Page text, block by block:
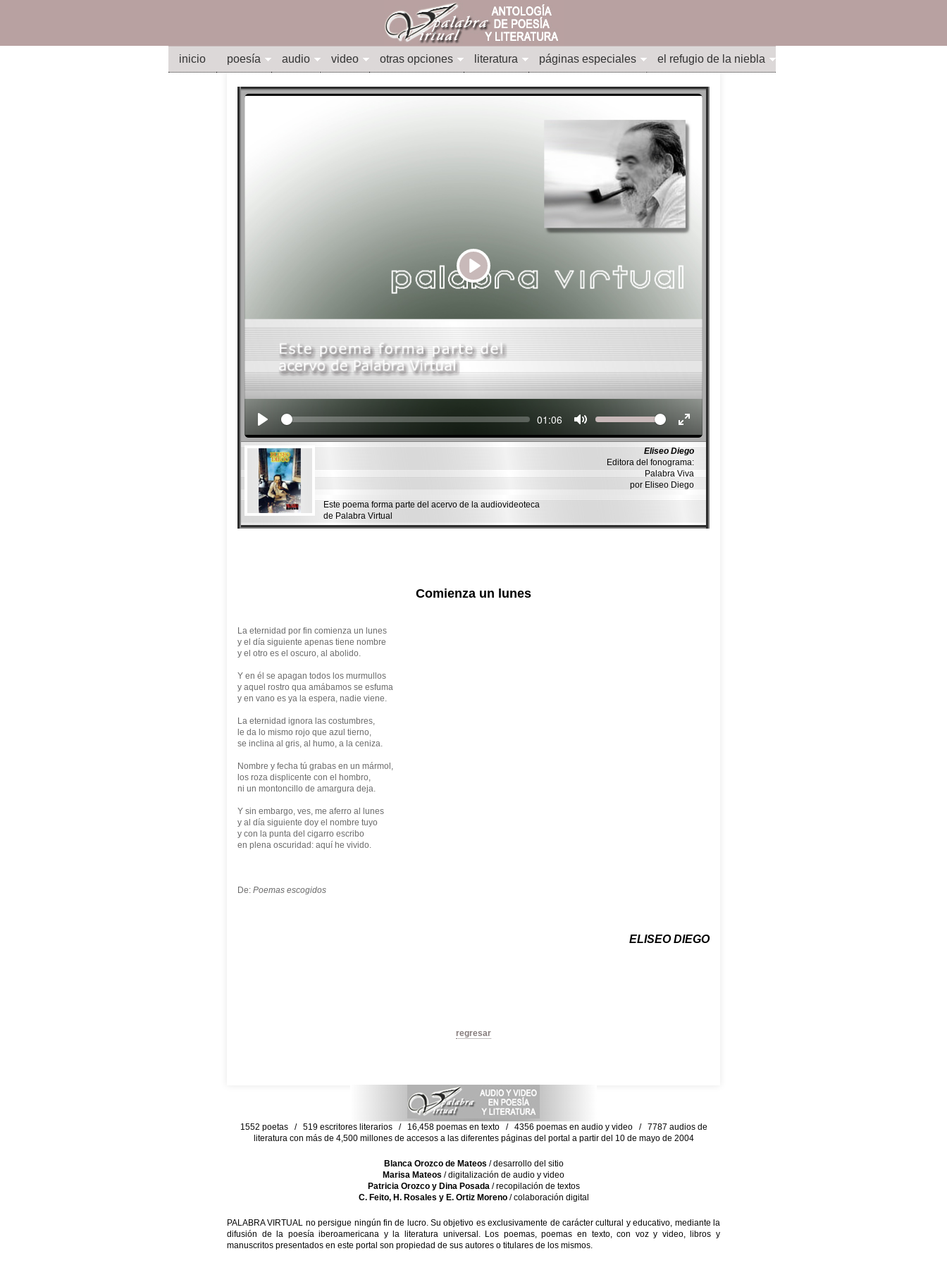
inicio poesía audio video otras opciones literatura páginas especiales el refugio de la niebla
Play
Seek Current
01:06 Volume
Eliseo Diego
Editora del fonograma:
Palabra Viva
por Eliseo Diego
Este poema forma parte del acervo de la audiovideoteca
de Palabra Virtual
Comienza un lunes
La eternidad por fin comienza un lunes
y el día siguiente apenas tiene nombre
y el otro es el oscuro, al abolido.
Y en él se apagan todos los murmullos
y aquel rostro qua amábamos se esfuma
y en vano es ya la espera, nadie viene.
La eternidad ignora las costumbres,
le da lo mismo rojo que azul tierno,
se inclina al gris, al humo, a la ceniza.
Nombre y fecha tú grabas en un mármol,
los roza displicente con el hombro,
ni un montoncillo de amargura deja.
Y sin embargo, ves, me aferro al lunes
y al día siguiente doy el nombre tuyo
y con la punta del cigarro escribo
en plena oscuridad: aquí he vivido.
De: Poemas escogidos
ELISEO DIEGO
regresar
1552 poetas / 519 escritores literarios / 16,458 poemas en texto / 4356 poemas en audio y video / 7787 audios de
literatura con más de 4,500 millones de accesos a las diferentes páginas del portal a partir del 10 de mayo de 2004
Blanca Orozco de Mateos / desarrollo del sitio
Marisa Mateos / digitalización de audio y video
Patricia Orozco y Dina Posada/ recopilación de textos
C. Feito, H. Rosales y E. Ortiz Moreno/ colaboración digital
PALABRA VIRTUAL no persigue ningún fin de lucro. Su objetivo es exclusivamente de carácter cultural y educativo, mediante la
difusión de la poesía iberoamericana y la literatura universal. Los poemas, poemas en texto, con voz y video, libros y
manuscritos presentados en este portal son propiedad de sus autores o titulares de los mismos.